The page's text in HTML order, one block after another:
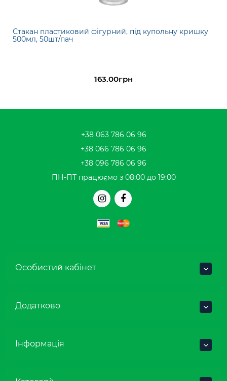
Стакан пластиковий фігурний, під купольну кришку
500мл, 50шт/пач
163.00грн
+38 063 786 06 96
+38 066 786 06 96
+38 096 786 06 96
ПН-ПТ працюємо з 08:00 до 19:00
Особистий кабінет
Додатково
Інформація